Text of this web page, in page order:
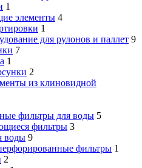
1
элементы 4
1
для рулонов и паллет 9
7
1
2
из клиновидной
фильтры для воды 5
фильтры 3
воды 9
фильтры 1
2